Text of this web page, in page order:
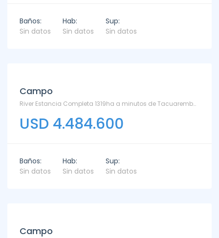
Baños:
Sin datos
Hab:
Sin datos
Sup:
Sin datos
Campo
River Estancia Completa 1319ha a minutos de Tacuarembo - Otras
USD 4.484.600
Baños:
Sin datos
Hab:
Sin datos
Sup:
Sin datos
Campo